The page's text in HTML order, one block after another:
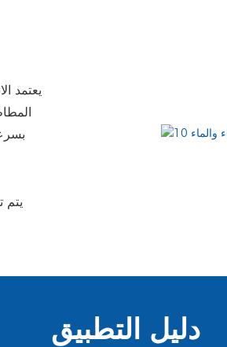
يعتمد
دليل التطبيق